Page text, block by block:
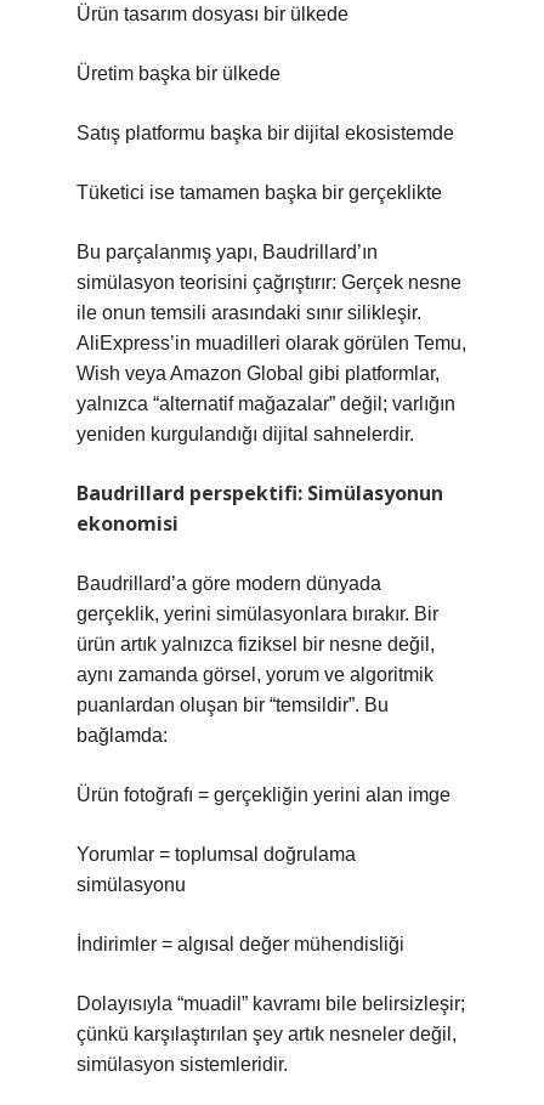
Ürün tasarım dosyası bir ülkede
Üretim başka bir ülkede
Satış platformu başka bir dijital ekosistemde
Tüketici ise tamamen başka bir gerçeklikte
Bu parçalanmış yapı, Baudrillard’ın
simülasyon teorisini çağrıştırır: Gerçek nesne
ile onun temsili arasındaki sınır silikleşir.
AliExpress’in muadilleri olarak görülen Temu,
Wish veya Amazon Global gibi platformlar,
yalnızca “alternatif mağazalar” değil; varlığın
yeniden kurgulandığı dijital sahnelerdir.
Baudrillard perspektifi: Simülasyonun
ekonomisi
Baudrillard’a göre modern dünyada
gerçeklik, yerini simülasyonlara bırakır. Bir
ürün artık yalnızca fiziksel bir nesne değil,
aynı zamanda görsel, yorum ve algoritmik
puanlardan oluşan bir “temsildir”. Bu
bağlamda:
Ürün fotoğrafı = gerçekliğin yerini alan imge
Yorumlar = toplumsal doğrulama
simülasyonu
İndirimler = algısal değer mühendisliği
Dolayısıyla “muadil” kavramı bile belirsizleşir;
çünkü karşılaştırılan şey artık nesneler değil,
simülasyon sistemleridir.